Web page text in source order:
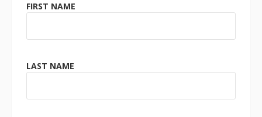
FIRST NAME
LAST NAME